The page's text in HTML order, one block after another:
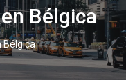
Bélgica
Bélgica